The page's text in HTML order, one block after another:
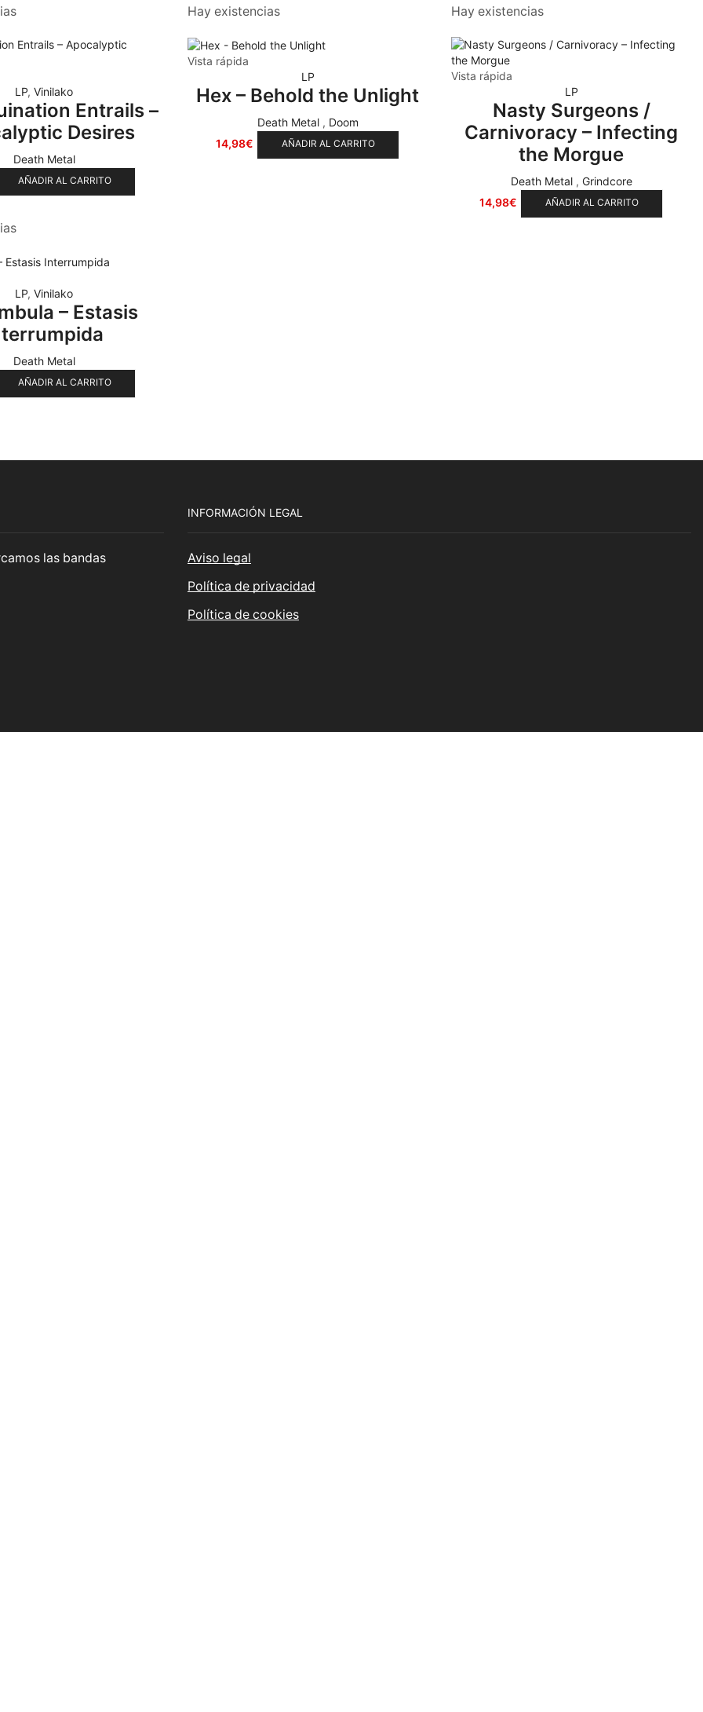
LP, Vinilako
Entrails –
Desires
Death Metal
AÑADIR AL CARRITO
Hay existencias
Vista rápida
LP
Hex – Behold the Unlight
Death Metal, Doom
14,98€ AÑADIR AL CARRITO
Hay existencias
Vista rápida
LP
Nasty Surgeons /
Carnivoracy – Infecting
the Morgue
Death Metal, Grindcore
14,98€ AÑADIR AL CARRITO
LP, Vinilako
– Estasis
Death Metal
AÑADIR AL CARRITO
las bandas
INFORMACIÓN LEGAL
Aviso legal
Política de privacidad
Política de cookies